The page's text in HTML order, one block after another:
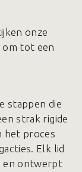
onze
om tot een
stappen die
strak rigide
het proces
Elk lid
en ontwerpt